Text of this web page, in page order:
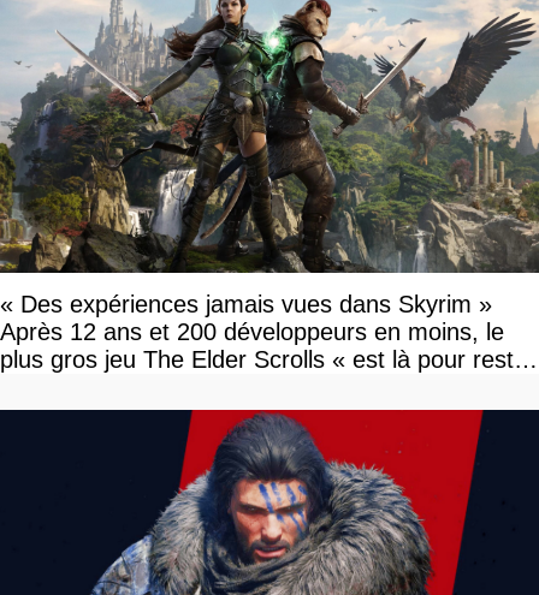
« Des expériences jamais vues dans Skyrim »
Après 12 ans et 200 développeurs en moins, le
plus gros jeu The Elder Scrolls « est là pour rester